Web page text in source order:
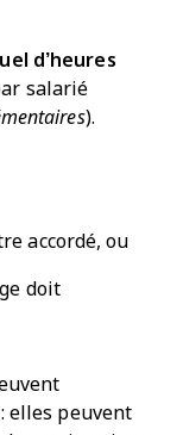
d’heures
salarié
).
accordé, ou
doit
elles peuvent